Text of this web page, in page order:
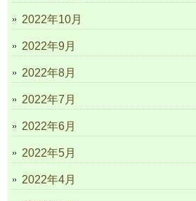
2022年10月
2022年9月
2022年8月
2022年7月
2022年6月
2022年5月
2022年4月